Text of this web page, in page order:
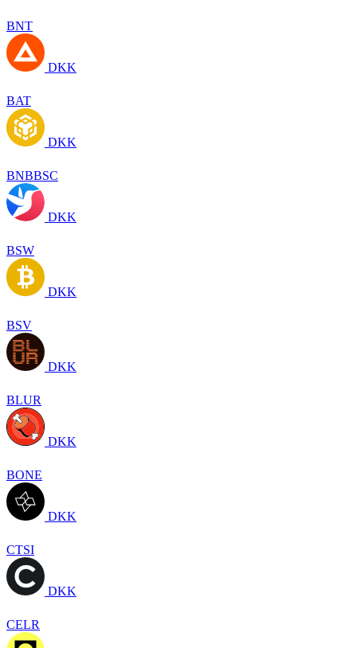
BNT
DKK
BAT
DKK
BNBBSC
DKK
BSW
DKK
BSV
DKK
BLUR
DKK
BONE
DKK
CTSI
DKK
CELR